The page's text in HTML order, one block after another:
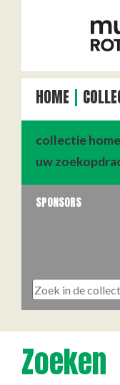
HOME
collectie home
uw
SPONSORS
Zoeken